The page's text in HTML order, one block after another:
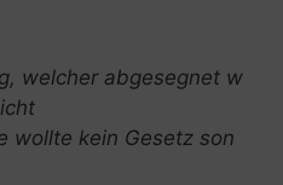
welcher abgesegnet w
wollte kein Gesetz son